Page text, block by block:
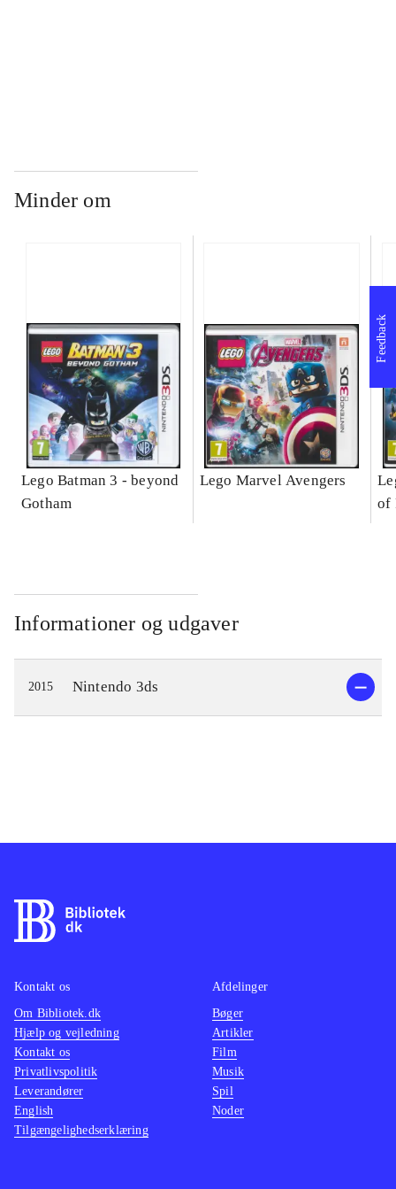
Minder om
Lego Batman 3 - beyond
Gotham
Lego Marvel Avengers
of
Informationer og udgaver
2015 Nintendo 3ds
Feedback
Kontakt os
Om Bibliotek.dk
Hjælp og vejledning
Kontakt os
Privatlivspolitik
Leverandører
English
Tilgængelighedserklæring
Afdelinger
Bøger
Artikler
Film
Musik
Spil
Noder